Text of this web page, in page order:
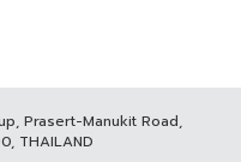
Prasert-Manukit Road,
THAILAND